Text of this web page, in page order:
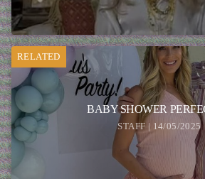
RELATED
BABY SHOWER
STAFF | 14/05/2025